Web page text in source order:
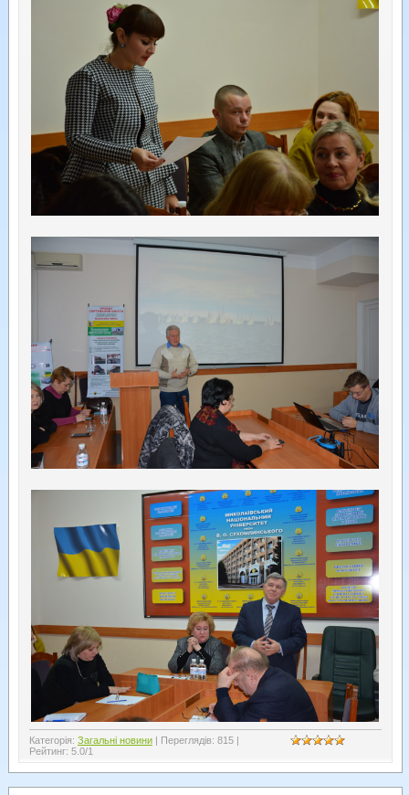
Категорія: Загальні новини| Переглядів: 815 |
Рейтинг: 5.0/1